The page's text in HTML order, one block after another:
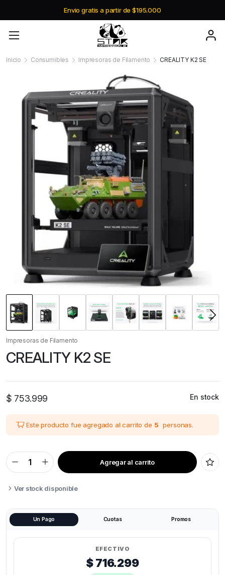
Envio gratis a partir de $195.000
Inicio Consumibles Impresoras de Filamento CREALITY K2 SE
Impresoras de Filamento
CREALITY K2 SE
$ 753.999 En stock
Este producto fue agregado al carrito de 5 personas.
CREALITY
K2
quantity
Agregar al carrito
Ver stock disponible
Un Pago Cuotas Promos
EFECTIVO
$ 716.299